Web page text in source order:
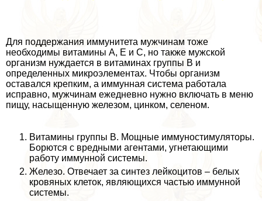
Для поддержания иммунитета мужчинам тоже
необходимы витамины A, E и C, но также мужской
организм нуждается в витаминах группы B и
определенных микроэлементах. Чтобы организм
оставался крепким, а иммунная система работала
исправно, мужчинам ежедневно нужно включать в меню
пищу, насыщенную железом, цинком, селеном.
Витамины группы B. Мощные иммуностимуляторы.
Борются с вредными агентами, угнетающими
работу иммунной системы.
Железо. Отвечает за синтез лейкоцитов – белых
кровяных клеток, являющихся частью иммунной
системы.